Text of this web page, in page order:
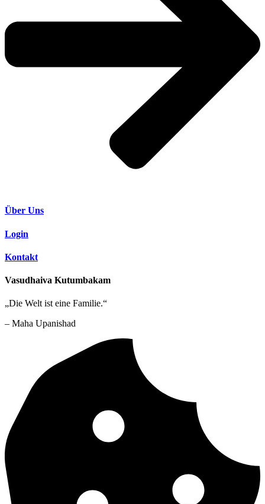
Über Uns
Login
Kontakt
Vasudhaiva Kutumbakam
„Die Welt ist eine Familie.“
– Maha Upanishad